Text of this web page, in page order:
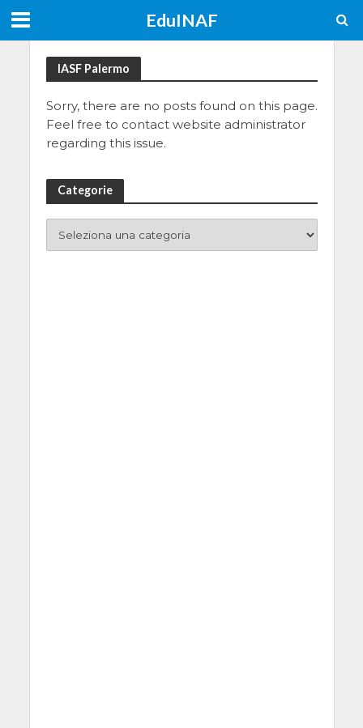
EduINAF
IASF Palermo
Sorry, there are no posts found on this page.
Feel free to contact website administrator
regarding this issue.
Categorie